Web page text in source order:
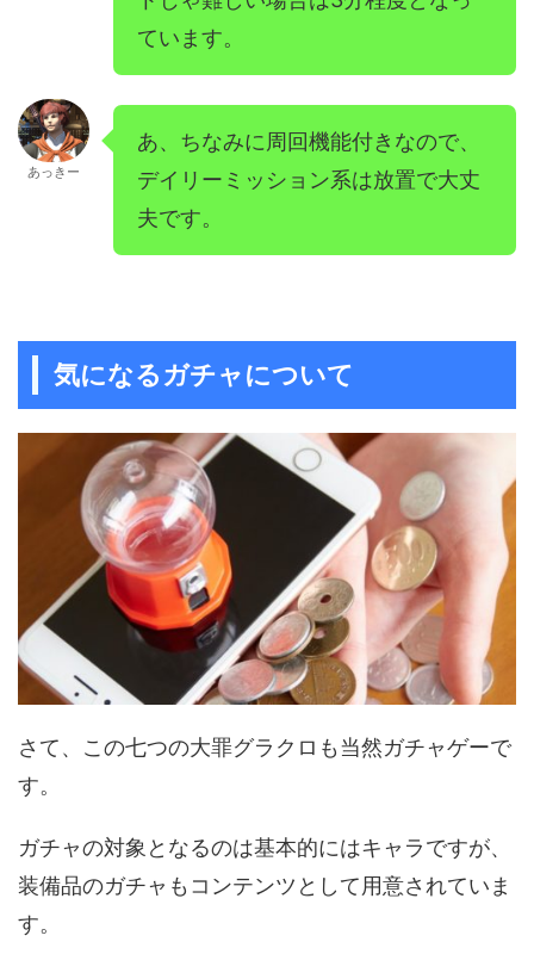
ています。
あっきー
あ、ちなみに周回機能付きなので、
デイリーミッション系は放置で大丈
夫です。
気になるガチャについて
さて、この七つの大罪グラクロも当然ガチャゲーで
す。
ガチャの対象となるのは基本的にはキャラですが、
装備品のガチャもコンテンツとして用意されていま
す。